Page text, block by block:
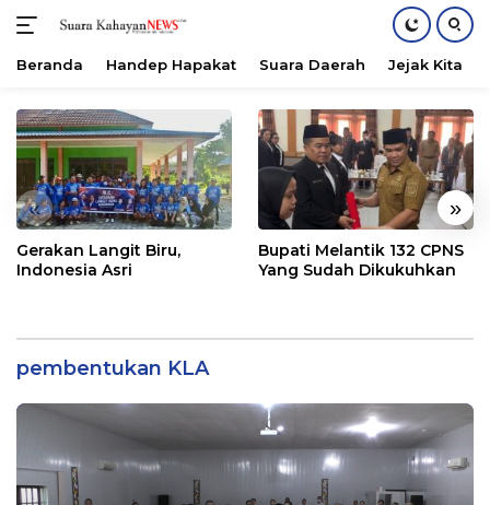
konten
Beranda Handep Hapakat Suara Daerah Jejak Kita
« »
Gerakan Langit Biru,
Indonesia Asri
Bupati Melantik 132 CPNS
Yang Sudah Dikukuhkan
pembentukan KLA